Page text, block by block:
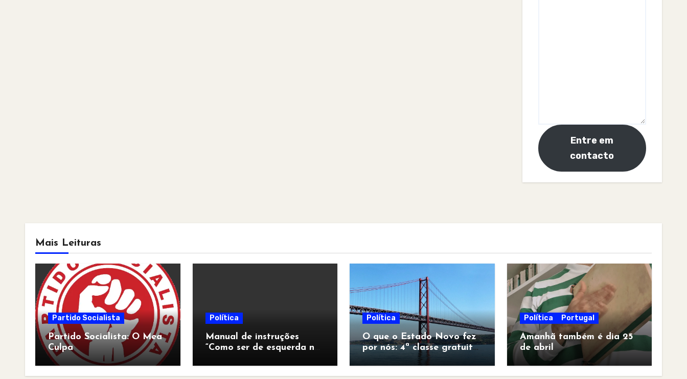
Entre em
contacto
Mais Leituras
Partido Socialista
Partido Socialista: O Mea
Culpa
Política
Manual de instruções
“Como ser de esquerda no
Política
O que o Estado Novo fez
por nós: 4ª classe gratuita
para todos
Política Portugal
Amanhã também é dia 25
de abril